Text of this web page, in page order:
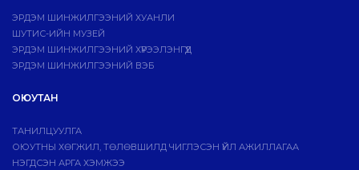
ЭРДЭМ ШИНЖИЛГЭЭНИЙ ХУАНЛИ
ШУТИС-ИЙН МУЗЕЙ
ЭРДЭМ ШИНЖИЛГЭЭНИЙ ХҮРЭЭЛЭНГҮҮД
ЭРДЭМ ШИНЖИЛГЭЭНИЙ ВЭБ
ОЮУТАН
ТАНИЛЦУУЛГА
ОЮУТНЫ ХӨГЖИЛ, ТӨЛӨВШИЛД ЧИГЛЭСЭН ҮЙЛ АЖИЛЛАГАА
НЭГДСЭН АРГА ХЭМЖЭЭ